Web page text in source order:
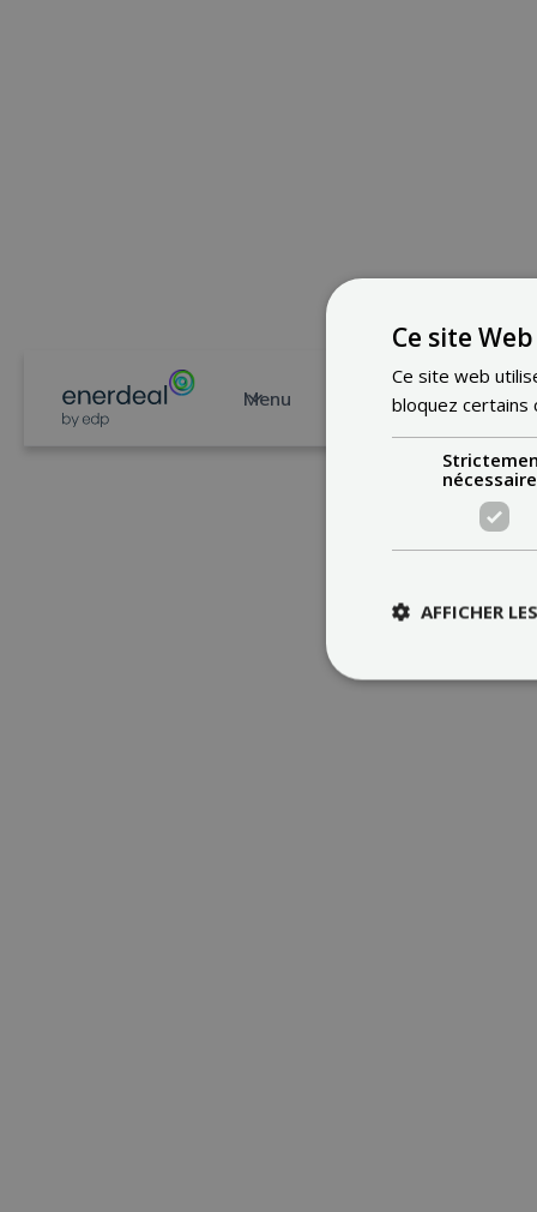
Menu
Ce site
Ce site web
bloquez certains
AFFICHER